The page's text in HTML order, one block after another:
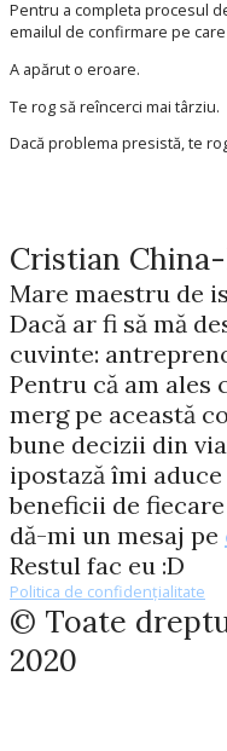
Pentru a completa procesul
emailul de confirmare pe
A apărut o eroare.
Te rog să reîncerci mai târziu.
Dacă problema presistă, te
Cristian
Mare maestru de
Dacă ar fi să mă
cuvinte:
Pentru că am ales
merg pe această
bune decizii din
ipostază îmi
beneficii de
dă-mi un mesaj pe
Restul fac eu :D
Politica de confidențialitate
© Toate
2020